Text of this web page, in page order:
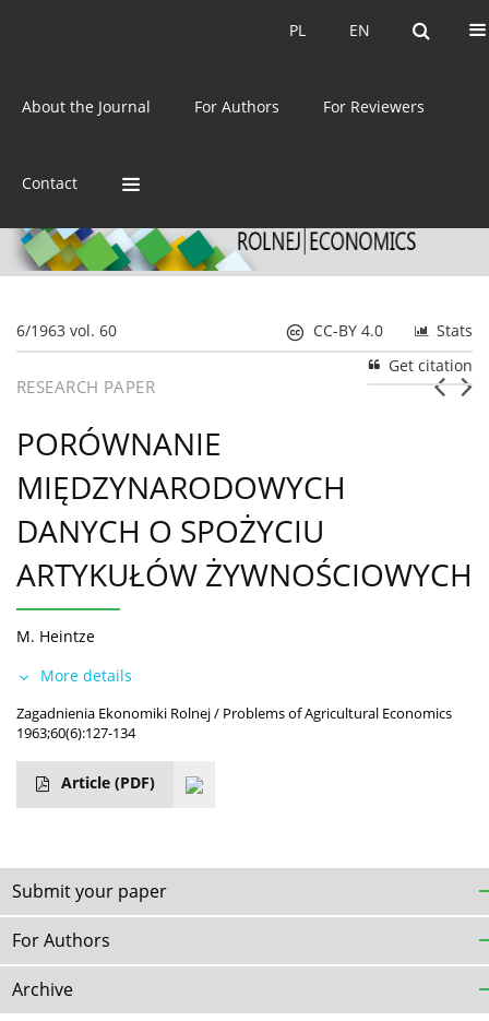
EN
PL EN
PL
About the Journal For Authors For Reviewers
Contact
ISSN: 0044-1600
6/1963 vol. 60 Stats
CC-BY 4.0
Get citation
RESEARCH PAPER
PORÓWNANIE
MIĘDZYNARODOWYCH
DANYCH O SPOŻYCIU
ARTYKUŁÓW ŻYWNOŚCIOWYCH
M. Heintze
More details
Zagadnienia Ekonomiki Rolnej / Problems of Agricultural Economics
1963;60(6):127-134
Article (PDF)
Submit your paper
For Authors
Archive